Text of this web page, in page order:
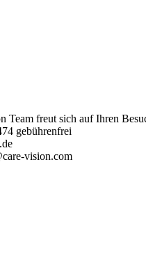
Team freut sich auf Ihren
gebührenfrei
vision.com